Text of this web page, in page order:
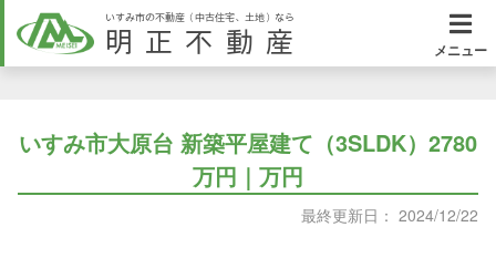
いすみ市の不動産（中古住宅、土地）なら
明正不動産 メニュー
いすみ市大原台 新築平屋建て（3SLDK）2780
万円｜万円
最終更新日： 2024/12/22